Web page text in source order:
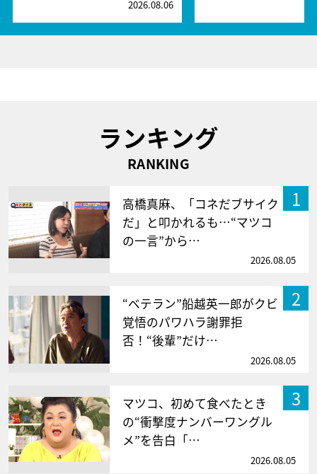
2026.08.06
ランキング
RANKING
1
高橋真麻、「コネだブサイク
だ」と叩かれるも…“マツコ
の一言”から…
2026.08.05
2
“ベテラン”船越英一郎がクビ
覚悟のパワハラ謝罪拒
否！“後輩”だけ…
2026.08.05
3
マツコ、初めて食べたとき
の“衝撃度ナンバーワングル
メ”を告白「…
2026.08.05